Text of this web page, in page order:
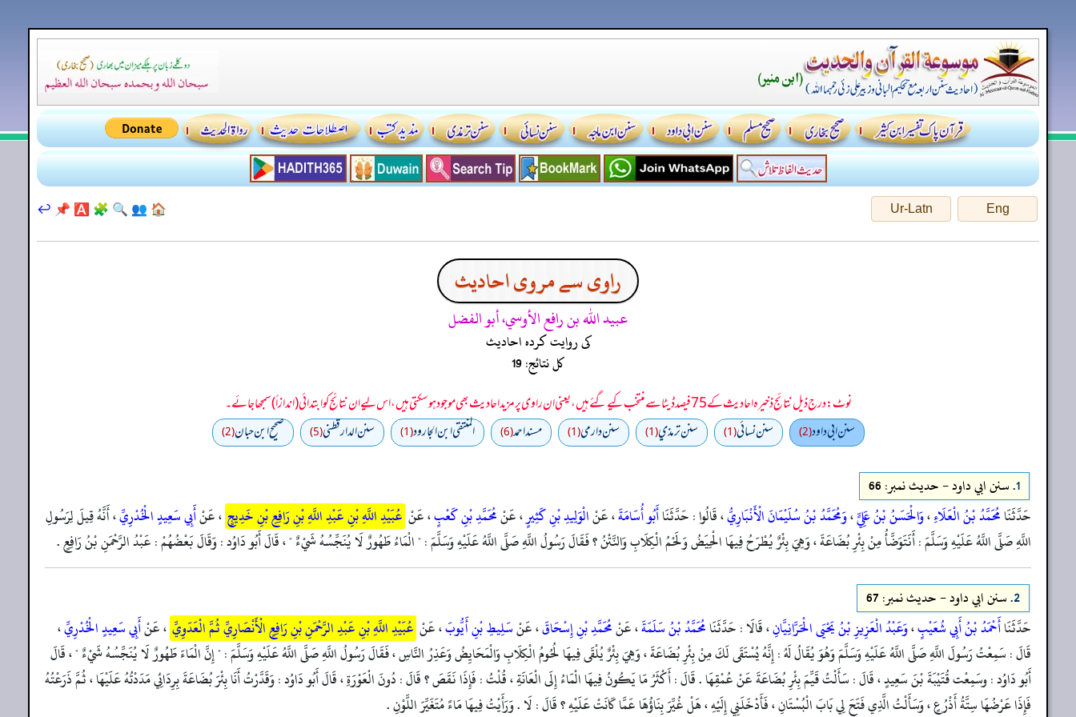
Eng
Ur-Latn
🏠
👥
🔍
🧩
🅰️
📌
↩️
راوی سے مروی احادیث
عبيد الله بن رافع الأوسي، أبو الفضل
کی روایت کردہ احادیث
کل نتائج: 19
نوٹ: درج ذیل نتائج ذخیرہ احادیث کے 75 فیصد ڈیٹا سے منتخب کیے گئے ہیں، یعنی ان راوی پر مزید احادیث بھی موجود ہو سکتی ہیں، اس لیے ان نتائج کو ابتدائی (اندازاً) سمجھا جائے۔
سنن ابي داود(2) سنن نسائي(1) سنن ترمذي(1) سنن دارمي(1) مسند احمد(6) المنتقى ابن الجارود(1) سنن الدارقطني(5) صحیح ابن حبان(2)
1. سنن ابي داود - حدیث نمبر: 66
حَدَّثَنَامُحَمَّدُ بْنُ الْعَلَاءِ،وَالْحَسَنُ بْنُ عَلِيٍّ،وَمُحَمَّدُ بْنُ سُلَيْمَانَ الْأَنْبَارِيُّ، قَالُوا : حَدَّثَنَاأَبُو أُسَامَةَ، عَنْالْوَلِيدِ بْنِ كَثِيرٍ، عَنْمُحَمَّدِ بْنِ كَعْبٍ، عَنْ عُبَيْدِ اللَّهِ بْنِ عَبْدِ اللَّهِ بْنِ رَافِعِ بْنِ خَدِيجٍ ، عَنْأَبِي سَعِيدٍ الْخُدْرِيِّ، أَنَّهُ قِيلَ لِرَسُولِ
اللَّهِ صَلَّى اللَّهُ عَلَيْهِ وَسَلَّمَ : أَنَتَوَضَّأُ مِنْ بِئْرِ بُضَاعَةَ ، وَهِيَ بِئْرٌ يُطْرَحُ فِيهَا الْحِيَضُ وَلَحْمُ الْكِلَابِ وَالنَّتْنُ ؟ فَقَالَ رَسُولُ اللَّهِ صَلَّى اللَّهُ عَلَيْهِ وَسَلَّمَ : " الْمَاءُ طَهُورٌ لَا يُنَجِّسُهُ شَيْءٌ " ، قَالَ أَبُو دَاوُد : وَقَالَ بَعْضُهُمْ : عَبْدُ الرَّحْمَنِ بْنُ رَافِعٍ .
2. سنن ابي داود - حدیث نمبر: 67
حَدَّثَنَاأَحْمَدُ بْنُ أَبِي شُعَيْبٍ،وَعَبْدُ الْعَزِيزِ بْنُ يَحْيَى الْحَرَّانِيَّانِ، قَالَا : حَدَّثَنَامُحَمَّدُ بْنُ سَلَمَةَ، عَنْمُحَمَّدِ بْنِ إِسْحَاقَ، عَنْسَلِيطِ بْنِ أَيُّوبَ، عَنْ عُبَيْدِ اللَّهِ بْنِ عَبْدِ الرَّحْمَنِ بْنِ رَافِعٍ الْأَنْصَارِيِّ ثُمَّ الْعَدَوِيِّ ، عَنْأَبِي سَعِيدٍ الْخُدْرِيِّ،
قَالَ : سَمِعْتُ رَسُولَ اللَّهِ صَلَّى اللَّهُ عَلَيْهِ وَسَلَّمَ وَهُوَ يُقَالُ لَهُ : إِنَّهُ يُسْتَقَى لَكَ مِنْ بِئْرِ بُضَاعَةَ ، وَهِيَ بِئْرٌ يُلْقَى فِيهَا لُحُومُ الْكِلَابِ وَالْمَحَايِضُ وَعَذِرُ النَّاسِ ، فَقَالَ رَسُولُ اللَّهِ صَلَّى اللَّهُ عَلَيْهِ وَسَلَّمَ : " إِنَّ الْمَاءَ طَهُورٌ لَا يُنَجِّسُهُ شَيْءٌ " ، قَالَ
أَبُو دَاوُد : وسَمِعْت قُتَيْبَةَ بْنَ سَعِيدٍ ، قَالَ : سَأَلْتُ قَيِّمَ بِئْرِ بُضَاعَةَ عَنْ عُمْقِهَا . قَالَ : أَكْثَرُ مَا يَكُونُ فِيهَا الْمَاءُ إِلَى الْعَانَةِ ، قُلْتُ : فَإِذَا نَقَصَ ؟ قَالَ : دُونَ الْعَوْرَةِ ، قَالَ أَبُو دَاوُد : وَقَدَّرْتُ أَنَا بِئْرَ بُضَاعَةَ بِرِدَائِي مَدَدْتُهُ عَلَيْهَا ، ثُمَّ ذَرَعْتُهُ
فَإِذَا عَرْضُهَا سِتَّةُ أَذْرُعٍ ، وَسَأَلْتُ الَّذِي فَتَحَ لِي بَابَ الْبُسْتَانِ ، فَأَدْخَلَنِي إِلَيْهِ ، هَلْ غُيِّرَ بِنَاؤُهَا عَمَّا كَانَتْ عَلَيْهِ ؟ قَالَ : لَا . وَرَأَيْتُ فِيهَا مَاءً مُتَغَيِّرَ اللَّوْنِ .